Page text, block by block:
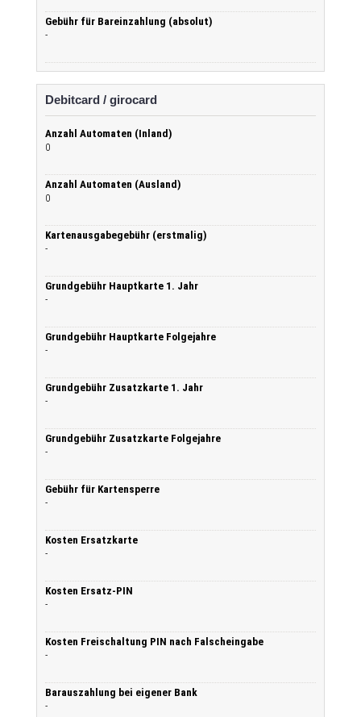
Gebühr für Bareinzahlung (absolut)
-
Debitcard / girocard
Anzahl Automaten (Inland)
0
Anzahl Automaten (Ausland)
0
Kartenausgabegebühr (erstmalig)
-
Grundgebühr Hauptkarte 1. Jahr
-
Grundgebühr Hauptkarte Folgejahre
-
Grundgebühr Zusatzkarte 1. Jahr
-
Grundgebühr Zusatzkarte Folgejahre
-
Gebühr für Kartensperre
-
Kosten Ersatzkarte
-
Kosten Ersatz-PIN
-
Kosten Freischaltung PIN nach Falscheingabe
-
Barauszahlung bei eigener Bank
-